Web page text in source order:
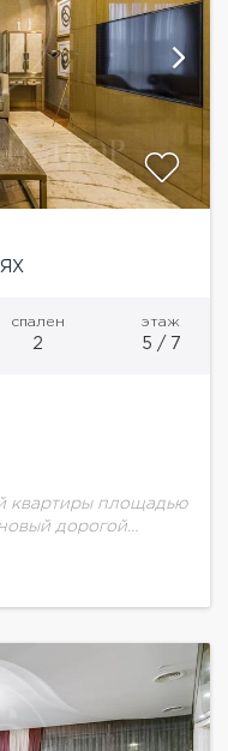
спален
2
этаж
5 / 7
квартиры площадью
дорогой
полностью